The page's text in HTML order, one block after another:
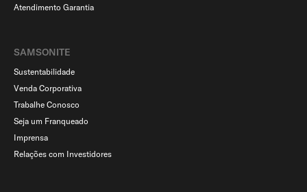
Atendimento Garantia
SAMSONITE
Sustentabilidade
Venda Corporativa
Trabalhe Conosco
Seja um Franqueado
Imprensa
Relações com Investidores